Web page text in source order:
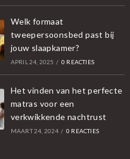
Welk formaat
tweepersoonsbed past bij
jouw slaapkamer?
APRIL 24, 2025 / 0 REACTIES
Het vinden van het perfecte
matras voor een
verkwikkende nachtrust
MAART 24, 2024 / 0 REACTIES